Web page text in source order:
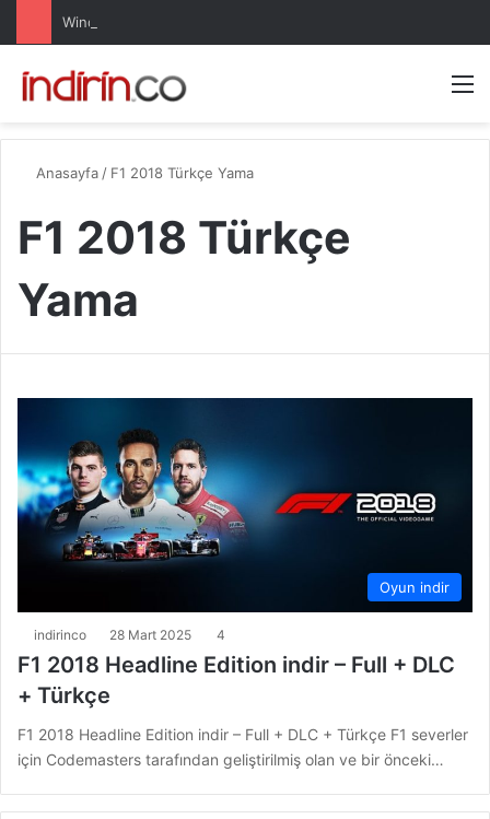
Windows 10 Pro indir – Türkçe – Güncel 2025
Anasayfa / F1 2018 Türkçe Yama
F1 2018 Türkçe
Yama
Oyun indir
indirinco 28 Mart 2025 4
F1 2018 Headline Edition indir – Full + DLC
+ Türkçe
F1 2018 Headline Edition indir – Full + DLC + Türkçe F1 severler
için Codemasters tarafından geliştirilmiş olan ve bir önceki…